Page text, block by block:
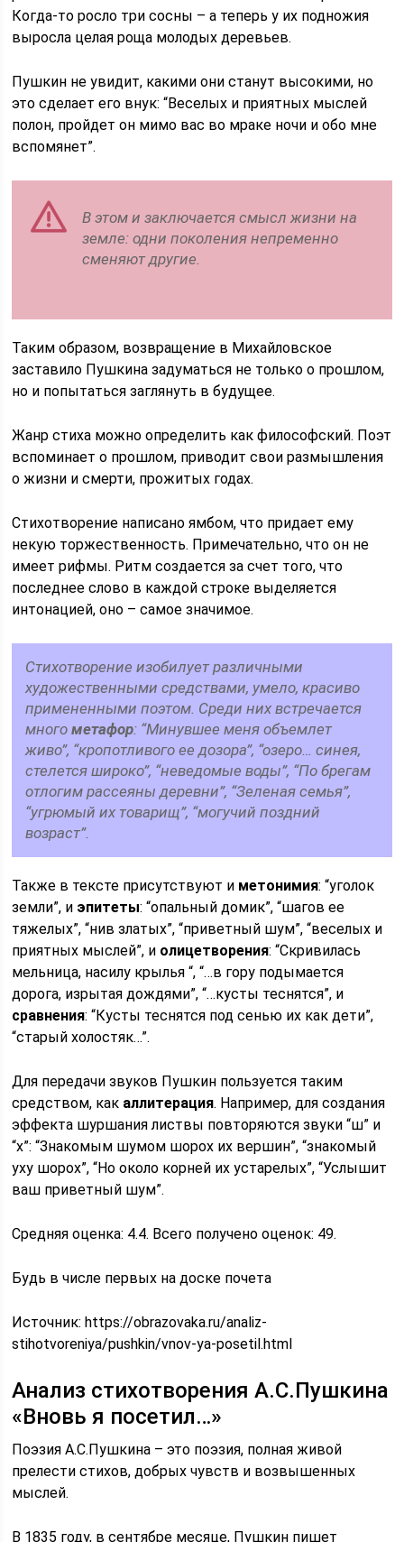
Когда-то росло три сосны – а теперь у их подножия
выросла целая роща молодых деревьев.
Пушкин не увидит, какими они станут высокими, но
это сделает его внук: “Веселых и приятных мыслей
полон, пройдет он мимо вас во мраке ночи и обо мне
вспомянет”.
В этом и заключается смысл жизни на
земле: одни поколения непременно
сменяют другие.
Таким образом, возвращение в Михайловское
заставило Пушкина задуматься не только о прошлом,
но и попытаться заглянуть в будущее.
Жанр стиха можно определить как философский. Поэт
вспоминает о прошлом, приводит свои размышления
о жизни и смерти, прожитых годах.
Стихотворение написано ямбом, что придает ему
некую торжественность. Примечательно, что он не
имеет рифмы. Ритм создается за счет того, что
последнее слово в каждой строке выделяется
интонацией, оно – самое значимое.
Стихотворение изобилует различными
художественными средствами, умело, красиво
примененными поэтом. Среди них встречается
многометафор: “Минувшее меня объемлет
живо”, “кропотливого ее дозора”, “озеро… синея,
стелется широко”, “неведомые воды”, “По брегам
отлогим рассеяны деревни”, “Зеленая семья”,
“угрюмый их товарищ”, “могучий поздний
возраст”.
Также в тексте присутствуют и метонимия: “уголок
земли”, и эпитеты: “опальный домик”, “шагов ее
тяжелых”, “нив златых”, “приветный шум”, “веселых и
приятных мыслей”, и олицетворения: “Скривилась
мельница, насилу крылья “, “…в гору подымается
дорога, изрытая дождями”, “…кусты теснятся”, и
сравнения: “Кусты теснятся под сенью их как дети”,
“старый холостяк…”.
Для передачи звуков Пушкин пользуется таким
средством, как аллитерация. Например, для создания
эффекта шуршания листвы повторяются звуки “ш” и
“х”: “Знакомым шумом шорох их вершин”, “знакомый
уху шорох”, “Но около корней их устарелых”, “Услышит
ваш приветный шум”.
Средняя оценка: 4.4. Всего получено оценок: 49.
Будь в числе первых на доске почета
Источник:https://obrazovaka.ru/analiz-
stihotvoreniya/pushkin/vnov-ya-posetil.html
Анализ стихотворения А.С.Пушкина
«Вновь я посетил…»
Поэзия А.С.Пушкина – это поэзия, полная живой
прелести стихов, добрых чувств и возвышенных
мыслей.
В 1835 году, в сентябре месяце, Пушкин пишет